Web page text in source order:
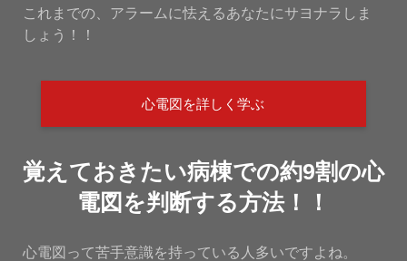
これまでの、アラームに怯えるあなたにサヨナラしま
しょう！！
心電図を詳しく学ぶ
覚えておきたい病棟での約9割の心
電図を判断する方法！！
心電図って苦手意識を持っている人多いですよね。